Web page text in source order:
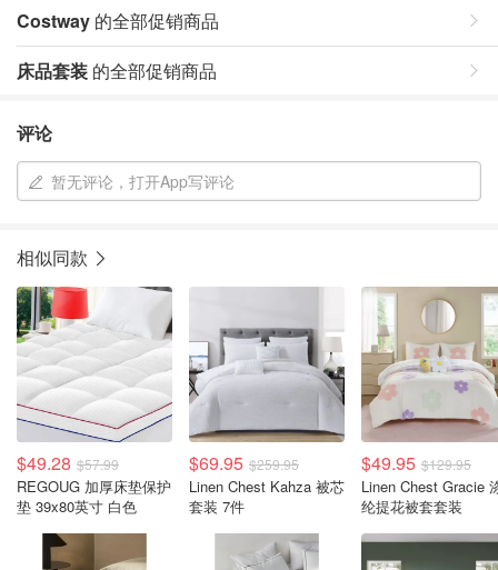
Costway 的全部促销商品
床品套装 的全部促销商品
评论
暂无评论，打开App写评论
相似同款
$49.28 $57.99
REGOUG 加厚床垫保护
垫 39x80英寸 白色
$69.95 $259.95
Linen Chest Kahza 被芯
套装 7件
$49.95 $129.95
Linen Chest Gracie
纶提花被套套装